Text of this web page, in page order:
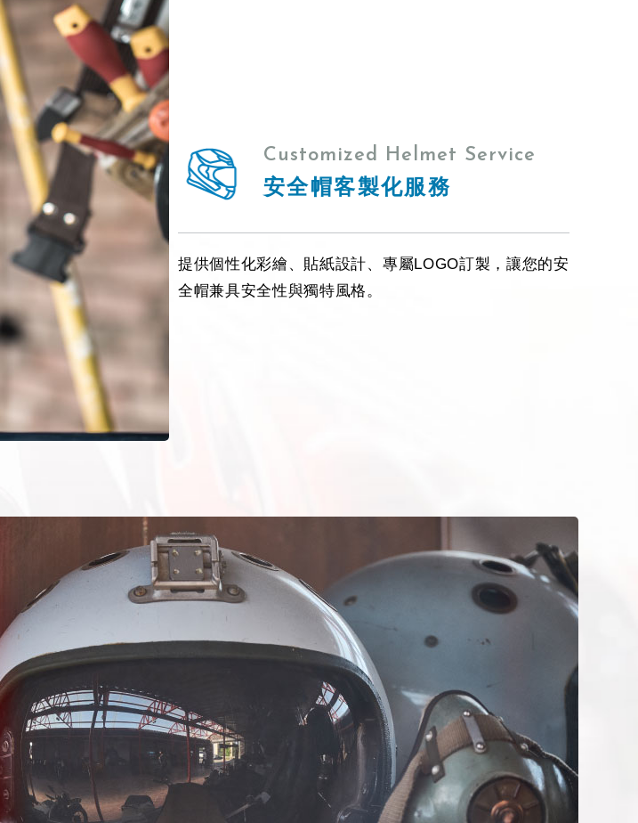
Customized Helmet Service
安全帽客製化服務
提供個性化彩繪、貼紙設計、專屬LOGO訂製，讓您的安
全帽兼具安全性與獨特風格。